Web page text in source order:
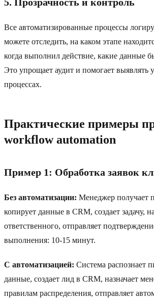
Все автоматизированные процессы
можете отследить, на каком этапе
когда выполнил действие, какие данные
Это упрощает аудит и помогает выявлять
процессах.
Практические примеры
workflow automation
Пример 1: Обработка заявок
Без автоматизации: Менеджер получает
копирует данные в CRM, создает задачу,
ответственного, отправляет
выполнения: 10-15 минут.
С автоматизацией: Система распознает
данные, создает лид в CRM, назначает
правилам распределения, отправляет